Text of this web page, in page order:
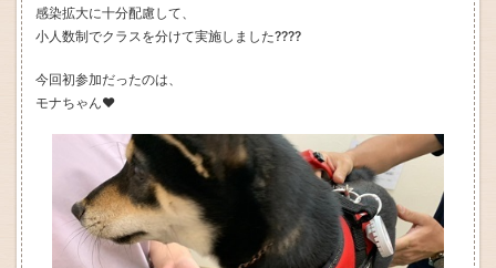
感染拡大に十分配慮して、
小人数制でクラスを分けて実施しました????
今回初参加だったのは、
モナちゃん❤